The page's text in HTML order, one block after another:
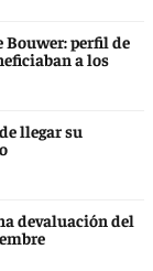
Bouwer: perfil de
a los
llegar su
devaluación del